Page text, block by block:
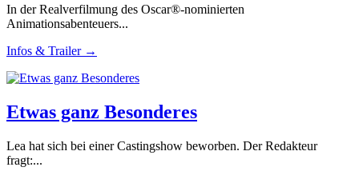
In der Realverfilmung des Oscar®-nominierten
Animationsabenteuers...
Infos & Trailer →
Etwas ganz Besonderes
Lea hat sich bei einer Castingshow beworben. Der Redakteur
fragt:...